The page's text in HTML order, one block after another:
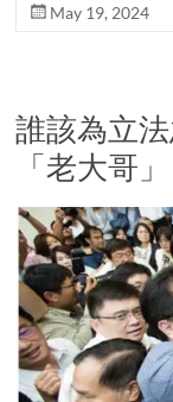
May 19, 2024
誰該為立
「老大哥」